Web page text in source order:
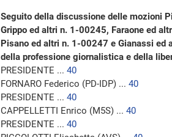
Seguito della discussione delle mozioni
Grippo ed altri n. 1-00245, Faraone ed
Pisano ed altri n. 1-00247 e Gianassi
della professione giornalistica e della
PRESIDENTE ... 40
FORNARO Federico (PD-IDP) ... 40
PRESIDENTE ... 40
CAPPELLETTI Enrico (M5S) ... 40
PRESIDENTE ... 40